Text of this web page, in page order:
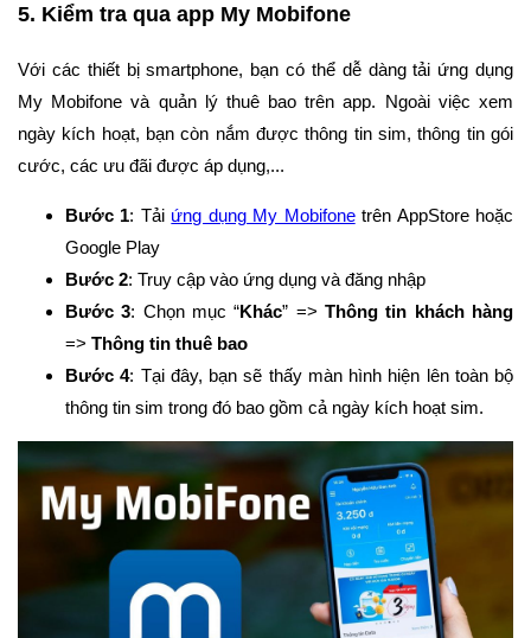
5. Kiểm tra qua app My Mobifone
Với các thiết bị smartphone, bạn có thể dễ dàng tải ứng dụng
My Mobifone và quản lý thuê bao trên app. Ngoài việc xem
ngày kích hoạt, bạn còn nắm được thông tin sim, thông tin gói
cước, các ưu đãi được áp dụng,...
Bước 1: Tải ứng dụng My Mobifonetrên AppStore hoặc
Google Play
Bước 2: Truy cập vào ứng dụng và đăng nhập
Bước 3: Chọn mục “Khác” =>Thông tin khách hàng
=> Thông tin thuê bao
Bước 4: Tại đây, bạn sẽ thấy màn hình hiện lên toàn bộ
thông tin sim trong đó bao gồm cả ngày kích hoạt sim.